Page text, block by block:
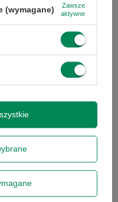
LPT
(wymagane)
Zawsze
aktywne